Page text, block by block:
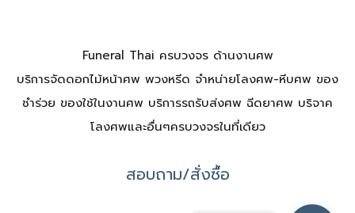
Funeral Thai ครบวงจร ด้านงานศพ
บริการจัดดอกไม้หน้าศพ พวงหรีด จำหน่ายโลงศพ-หีบศพ ของ
ชำร่วย ของใช้ในงานศพ บริการรถรับส่งศพ ฉีดยาศพ บริจาค
โลงศพและอื่นๆครบวงจรในที่เดียว
สอบถาม/สั่งซื้อ